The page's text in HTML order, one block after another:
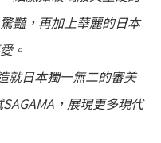
豔，再加上華麗的日本
。
就日本獨一無二的審美
，展現更多現代